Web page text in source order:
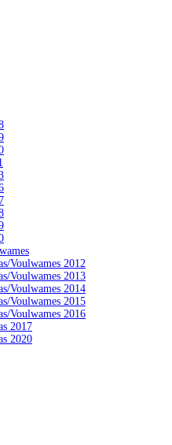
Voulwames 2012
Voulwames 2013
Voulwames 2014
Voulwames 2015
Voulwames 2016
2017
2020